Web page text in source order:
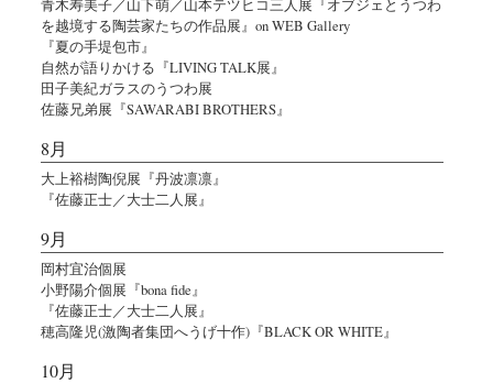
青木寿美子／山下萌／山本テツヒコ三人展『オブジェとうつわ
を越境する陶芸家たちの作品展』on WEB Gallery
『夏の手堤包市』
自然が語りかける『LIVING TALK展』
田子美紀ガラスのうつわ展
佐藤兄弟展『SAWARABI BROTHERS』
8月
大上裕樹陶倪展『丹波凛凛』
『佐藤正士／大士二人展』
9月
岡村宜治個展
小野陽介個展『bona fide』
『佐藤正士／大士二人展』
穂高隆児(激陶者集団へうげ十作)『BLACK OR WHITE』
10月